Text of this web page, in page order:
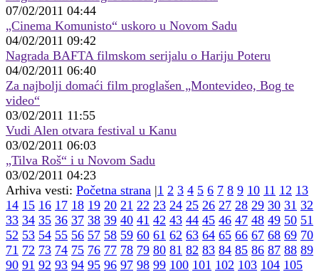
07/02/2011 04:44
„Cinema Komunisto“ uskoro u Novom Sadu
04/02/2011 09:42
Nagrada BAFTA filmskom serijalu o Hariju Poteru
04/02/2011 06:40
Za najbolji domaći film proglašen „Montevideo, Bog te
video“
03/02/2011 11:55
Vudi Alen otvara festival u Kanu
03/02/2011 06:03
„Tilva Roš“ i u Novom Sadu
03/02/2011 04:23
Arhiva vesti: Početna strana |1 2 3 4 5 6 7 8 9 10 11 12 13
14 15 16 17 18 19 20 21 22 23 24 25 26 27 28 29 30 31 32
33 34 35 36 37 38 39 40 41 42 43 44 45 46 47 48 49 50 51
52 53 54 55 56 57 58 59 60 61 62 63 64 65 66 67 68 69 70
71 72 73 74 75 76 77 78 79 80 81 82 83 84 85 86 87 88 89
90 91 92 93 94 95 96 97 98 99 100 101 102 103 104 105